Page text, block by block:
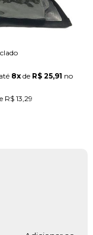
8xde R$ 25,91 no
R$ 13,29